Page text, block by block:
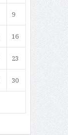
9
16
23
30